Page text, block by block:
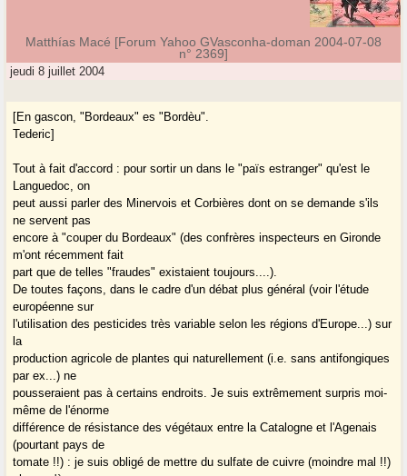
Matthías Macé [Forum Yahoo GVasconha-doman 2004-07-08
n° 2369]
jeudi 8 juillet 2004
[En gascon, "Bordeaux" es "Bordèu".
Tederic]
Tout à fait d'accord : pour sortir un dans le "païs estranger" qu'est le
Languedoc, on
peut aussi parler des Minervois et Corbières dont on se demande s'ils
ne servent pas
encore à "couper du Bordeaux" (des confrères inspecteurs en Gironde
m'ont récemment fait
part que de telles "fraudes" existaient toujours....).
De toutes façons, dans le cadre d'un débat plus général (voir l'étude
européenne sur
l'utilisation des pesticides très variable selon les régions d'Europe...) sur
la
production agricole de plantes qui naturellement (i.e. sans antifongiques
par ex...) ne
pousseraient pas à certains endroits. Je suis extrêmement surpris moi-
même de l'énorme
différence de résistance des végétaux entre la Catalogne et l'Agenais
(pourtant pays de
tomate !!) : je suis obligé de mettre du sulfate de cuivre (moindre mal !!)